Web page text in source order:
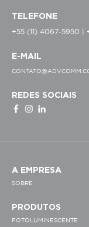
TELEFONE
+55 (11) 4067-5950 |
E-MAIL
REDES SOCIAIS
A EMPRESA
SOBRE
PRODUTOS
FOTOLUMINESCENTE